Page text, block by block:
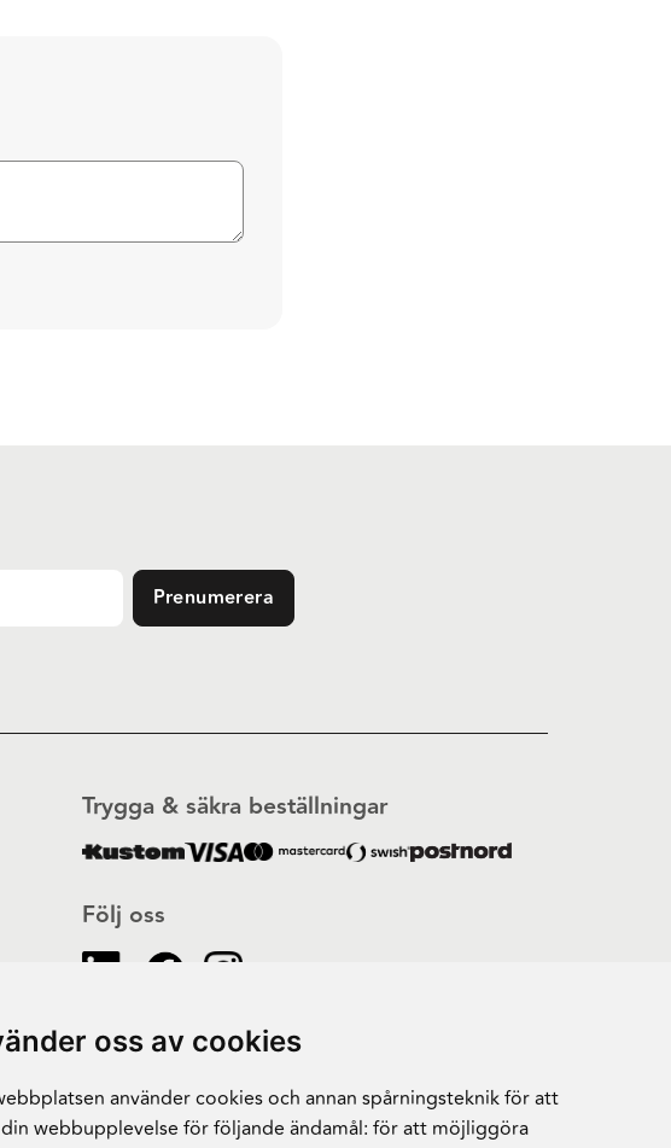
oss av cookies
använder cookies och annan spårningsteknik för att
webbupplevelse för följande ändamål: för att möjliggöra
Prenumerera
Följ oss
Trygga & säkra beställningar